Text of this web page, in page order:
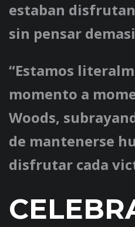
estaban
sin pensar
“Estamos
momento a
Woods,
de mantenerse
disfrutar cada